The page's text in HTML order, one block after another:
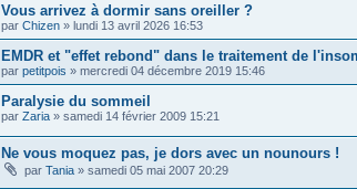
Vous arrivez à dormir sans oreiller ?
par Chizen » lundi 13 avril 2026 16:53
EMDR et "effet rebond" dans le traitement de
par petitpois » mercredi 04 décembre 2019 15:46
Paralysie du sommeil
par Zaria » samedi 14 février 2009 15:21
Ne vous moquez pas, je dors avec un nounours !
par Tania » samedi 05 mai 2007 20:29